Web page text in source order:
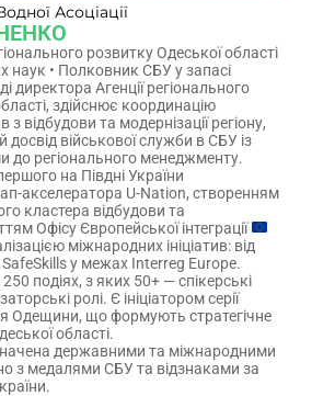
Асоціації
розвитку Одеської області
наук • Полковник СБУ у запасі
директора Агенції регіонального
здійснює координацію
з відбудови та модернізації регіону,
військової служби в СБУ із
до регіонального менеджменту.
на Півдні України
акселератора U-Nation, створенням
кластера відбудови та
Офісу Європейської інтеграції
міжнародних ініціатив: від
у межах Interreg Europe.
подіях, з яких 50+ — спікерські
ролі. Є ініціатором серії
Одещини, що формують стратегічне
області.
державними та міжнародними
з медалями СБУ та відзнаками за